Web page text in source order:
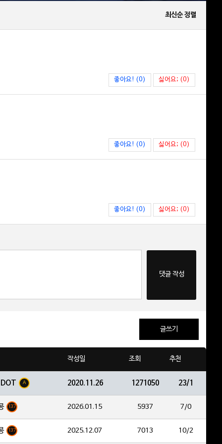
최신순 정렬
좋아요! (0) 싫어요; (0)
좋아요! (0) 싫어요; (0)
좋아요! (0) 싫어요; (0)
댓글 작성
글쓰기
작성일 조회 추천
A 2020.11.26 1271050 23/1
137 2026.01.15 5937 7/0
137 2025.12.07 7013 10/2